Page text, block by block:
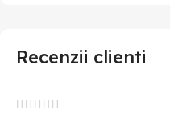
Recenzii clienti